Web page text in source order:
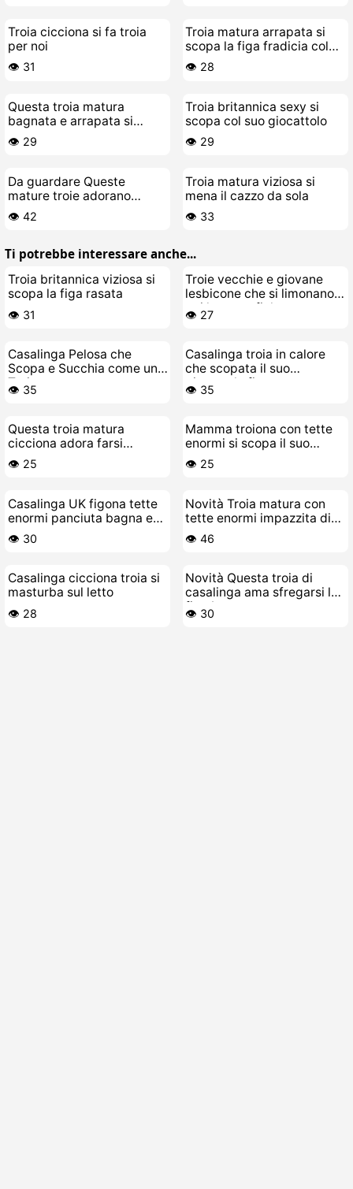
Troia cicciona si fa troia
per noi
👁️ 31
Troia matura arrapata si
scopa la figa fradicia col
vibratore Hitachi
👁️ 28
Questa troia matura
bagnata e arrapata si
masturba
👁️ 29
Troia britannica sexy si
scopa col suo giocattolo
👁️ 29
Da guardare Queste
mature troie adorano
allenarsi nude
👁️ 42
Troia matura viziosa si
mena il cazzo da sola
👁️ 33
Ti potrebbe interessare anche...
Troia britannica viziosa si
scopa la figa rasata
👁️ 31
Troie vecchie e giovane
lesbicone che si limonano e
poi leccano fiche
👁️ 27
Casalinga Pelosa che
Scopa e Succhia come una
Troia
👁️ 35
Casalinga troia in calore
che scopata il suo
giocattolo figo
👁️ 35
Questa troia matura
cicciona adora farsi
scopare e succhiare cazzi
👁️ 25
Mamma troiona con tette
enormi si scopa il suo
giocattolo
👁️ 25
Casalinga UK figona tette
enormi panciuta bagna e
scopa
👁️ 30
Novità Troia matura con
tette enormi impazzita di
cazzo
👁️ 46
Casalinga cicciona troia si
masturba sul letto
👁️ 28
Novità Questa troia di
casalinga ama sfregarsi la
figa bagnata
👁️ 30